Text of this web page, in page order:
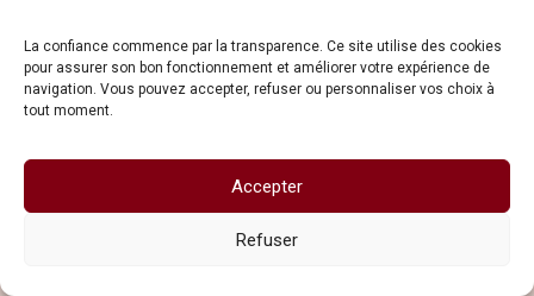
La confiance commence par la transparence. Ce site utilise des cookies
pour assurer son bon fonctionnement et améliorer votre expérience de
navigation. Vous pouvez accepter, refuser ou personnaliser vos choix à
tout moment.
Accepter
Refuser
Plan du site
Accompagnements en ligne